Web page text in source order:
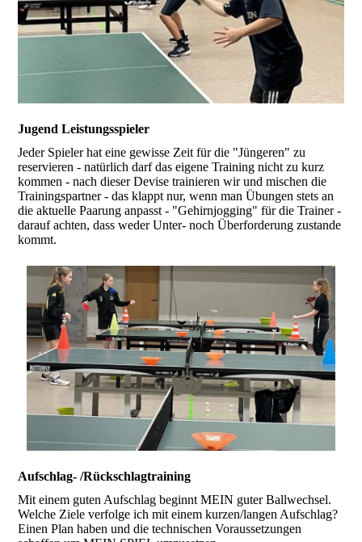
Jugend Leistungsspieler
Jeder Spieler hat eine gewisse Zeit für die "Jüngeren" zu
reservieren - natürlich darf das eigene Training nicht zu kurz
kommen - nach dieser Devise trainieren wir und mischen die
Trainingspartner - das klappt nur, wenn man Übungen stets an
die aktuelle Paarung anpasst - "Gehirnjogging" für die Trainer -
darauf achten, dass weder Unter- noch Überforderung zustande
kommt.
Aufschlag- /Rückschlagtraining
Mit einem guten Aufschlag beginnt MEIN guter Ballwechsel.
Welche Ziele verfolge ich mit einem kurzen/langen Aufschlag?
Einen Plan haben und die technischen Voraussetzungen